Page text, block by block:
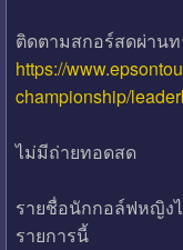
ติดตามสกอร์สดผ่าน
https://
championship/
ไม่มีถ่ายทอดสด
รายชื่อนักกอล์ฟหญิง
รายการนี้